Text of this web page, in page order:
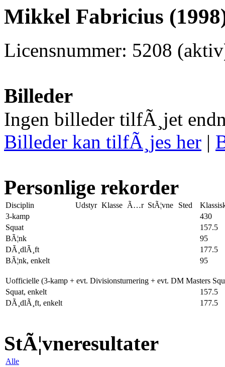
Mikkel Fabricius
Licensnummer: 5208
Billeder
Ingen billeder tilfÃ¸jet
Billeder kan tilfÃ¸jes her |
Personlige rekorder
Disciplin Udstyr Klasse Ã…r StÃ¦vne Sted
3-kamp
430
Squat
157.5
BÃ¦nk
95
DÃ¸dlÃ¸ft
177.5
BÃ¦nk, enkelt
95
Uofficielle (3-kamp + evt. Divisionsturnering + evt. DM Masters
Squat, enkelt
157.5
DÃ¸dlÃ¸ft, enkelt
177.5
StÃ¦vneresultater
Alle